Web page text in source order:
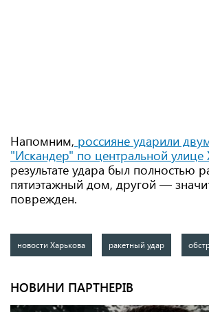
Напомним, россияне ударили
"Искандер" по центральной улице
результате удара был полностью
пятиэтажный дом, другой —
поврежден.
новости Харькова ракетный удар